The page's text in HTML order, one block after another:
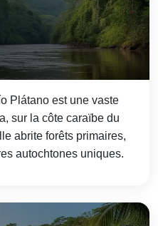
Plátano est une vaste
sur la côte caraïbe du
abrite forêts primaires,
autochtones uniques.